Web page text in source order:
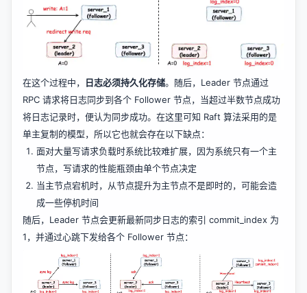
在这个过程中， 日志必须持久化存储。随后，Leader 节点通过
RPC 请求将日志同步到各个 Follower 节点，当超过半数节点成功
将日志记录时，便认为同步成功。在这里可知 Raft 算法采用的是
单主复制的模型，所以它也就会存在以下缺点：
面对大量写请求负载时系统比较难扩展，因为系统只有一个主
节点，写请求的性能瓶颈由单个节点决定
当主节点宕机时，从节点提升为主节点不是即时的，可能会造
成一些停机时间
随后，Leader 节点会更新最新同步日志的索引 commit_index 为
1，并通过心跳下发给各个 Follower 节点：